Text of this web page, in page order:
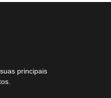
principais